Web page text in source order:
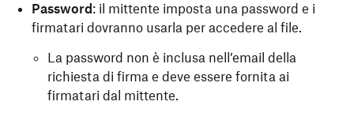
Password : il mittente imposta una password e i
firmatari dovranno usarla per accedere al file.
La password non è inclusa nell’email della
richiesta di firma e deve essere fornita ai
firmatari dal mittente.